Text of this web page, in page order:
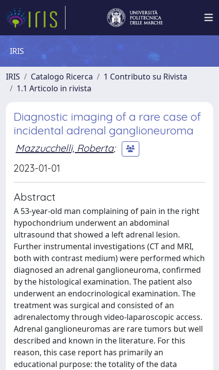
IRIS
IRIS Catalogo Ricerca
1 Contributo su Rivista
1.1 Articolo in rivista
Diagnostic imaging of a rare case of
incidental adrenal ganglioneuroma
Mazzucchelli, Roberta;
2023-01-01
Abstract
A 53-year-old man complaining of pain in the right
hypochondrium underwent an abdominal
ultrasound that showed a left adrenal lesion.
Further instrumental investigations (CT and MRI,
both with contrast medium) were performed which
diagnosed an adrenal ganglioneuroma, confirmed
by the histological examination. The patient also
underwent an endocrinological examination. The
treatment was surgical and consisted of an
adrenalectomy through video-laparoscopic access.
Adrenal ganglioneuromas are rare tumors but well
described and known in the literature. For this
reason, this case report has primarily an
educational purpose: the totality of the data